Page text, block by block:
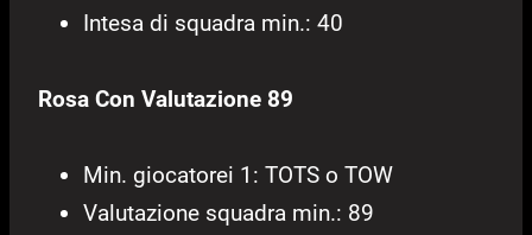
Intesa di squadra min.: 40
Rosa Con Valutazione 89
Min. giocatorei 1: TOTS o TOW
Valutazione squadra min.: 89